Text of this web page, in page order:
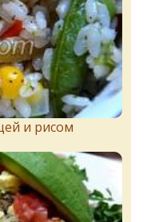
и рисом